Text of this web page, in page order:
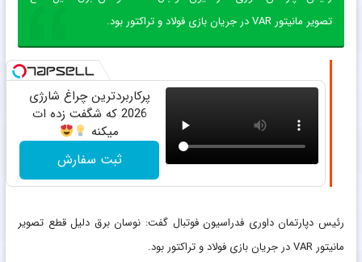
تصویر مانیتور VAR در جریان بازی فولاد و تراکتور بود.
پرکاربردترین چراغ شارژی
2026 که شگفت زده ات
میکنه
ثبت سفارش
رئیس دپارتمان داوری فدراسیون فوتبال گفت: نوسان برق دلیل قطع تصویر
مانیتور VAR در جریان بازی فولاد و تراکتور بود.